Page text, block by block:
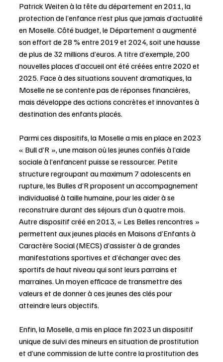
Patrick Weiten à la tête du département en 2011, la
protection de l’enfance n’est plus que jamais d’actualité
en Moselle. Côté budget, le Département a augmenté
son effort de 28 % entre 2019 et 2024, soit une hausse
de plus de 32 millions d’euros. A titre d’exemple, 200
nouvelles places d’accueil ont été créées entre 2020 et
2025. Face à des situations souvent dramatiques, la
Moselle ne se contente pas de réponses financières,
mais développe des actions concrètes et innovantes à
destination des enfants placés.
Parmi ces dispositifs, la Moselle a mis en place en 2023
« Bull d’R », une maison où les jeunes confiés à l’aide
sociale à l’enfancent puisse se ressourcer. Petite
structure regroupant au maximum 7 adolescents en
rupture, les Bulles d’R proposent un accompagnement
individualisé à taille humaine, pour les aider à se
reconstruire durant des séjours d’un à quatre mois.
Autre dispositif créé en 2013, « Les Belles rencontres »
permettent aux jeunes placés en Maisons d’Enfants à
Caractère Social (MECS) d’assister à de grandes
manifestations sportives et d’échanger avec des
sportifs de haut niveau qui sont leurs parrains et
marraines. Un moyen efficace de transmettre des
valeurs et de donner à ces jeunes des clés pour
atteindre leurs objectifs.
Enfin, la Moselle, a mis en place fin 2023 un dispositif
unique de suivi des mineurs en situation de prostitution
et d’une commission de lutte contre la prostitution des